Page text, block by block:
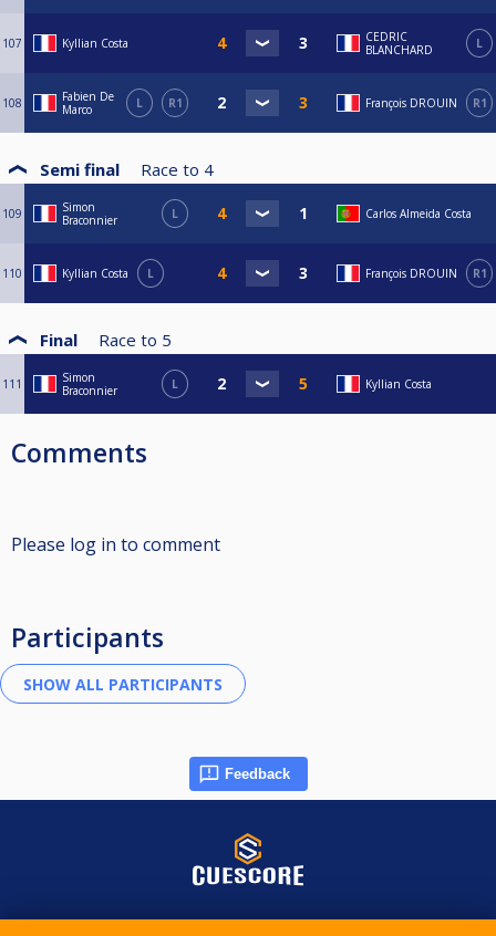
107 Kyllian Costa
CEDRIC
BLANCHARD
L
108
Fabien De
Marco
L R1 François DROUIN R1
Semi final Race to 4
109
Simon
Braconnier
L Carlos Almeida Costa
110 Kyllian Costa L François DROUIN R1
Final Race to 5
111
Simon
Braconnier
L Kyllian Costa
Comments
Please log in to comment
Participants
Feedback